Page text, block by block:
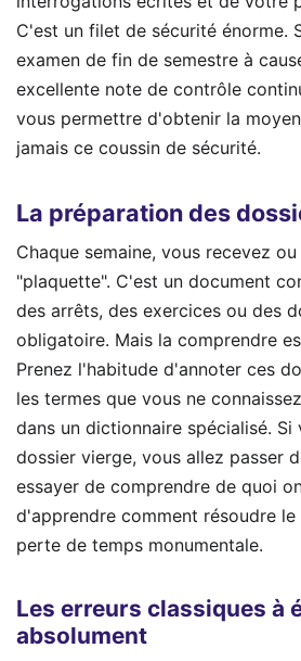
C'est un filet de sécurité énorme.
examen de fin de semestre à
excellente note de contrôle
vous permettre d'obtenir la
jamais ce coussin de sécurité.
La préparation des
Chaque semaine, vous recevez
"plaquette". C'est un document
des arrêts, des exercices ou des
obligatoire. Mais la comprendre
Prenez l'habitude d'annoter ces
les termes que vous ne
dans un dictionnaire spécialisé.
dossier vierge, vous allez passer
essayer de comprendre de quoi
d'apprendre comment résoudre
perte de temps monumentale.
Les erreurs classiques à
absolument